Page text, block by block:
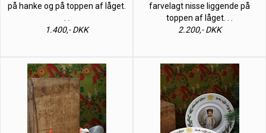
på hanke og på toppen af låget.
1.400,- DKK
farvelagt nisse liggende på
toppen af låget. . .
2.200,- DKK